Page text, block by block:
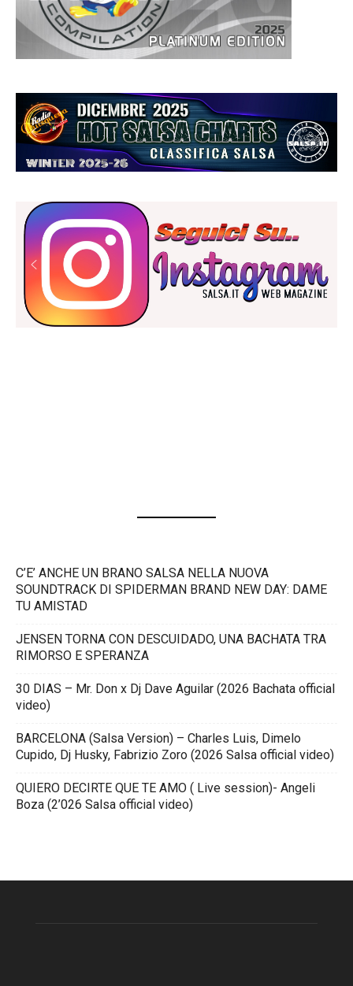
C’E’ ANCHE UN BRANO SALSA NELLA NUOVA
SOUNDTRACK DI SPIDERMAN BRAND NEW DAY: DAME
TU AMISTAD
JENSEN TORNA CON DESCUIDADO, UNA BACHATA TRA
RIMORSO E SPERANZA
30 DIAS – Mr. Don x Dj Dave Aguilar (2026 Bachata official
video)
BARCELONA (Salsa Version) – Charles Luis, Dimelo
Cupido, Dj Husky, Fabrizio Zoro (2026 Salsa official video)
QUIERO DECIRTE QUE TE AMO ( Live session)- Angeli
Boza (2’026 Salsa official video)